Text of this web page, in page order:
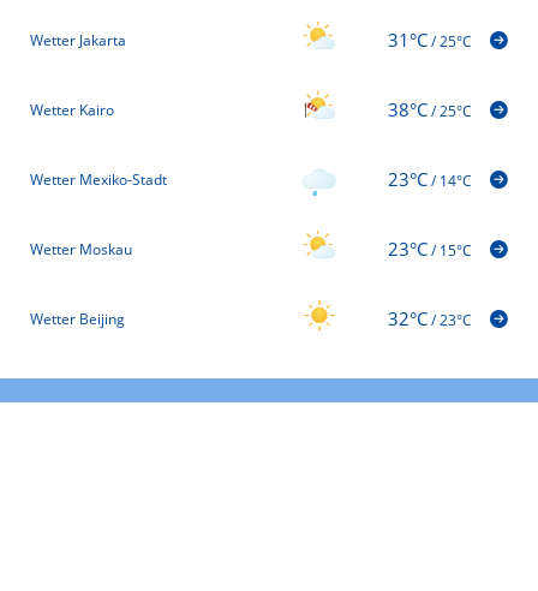
Wetter Jakarta 31°C/25°C
Wetter Kairo 38°C/25°C
Wetter Mexiko-Stadt 23°C/14°C
Wetter Moskau 23°C/15°C
Wetter Beijing 32°C/23°C